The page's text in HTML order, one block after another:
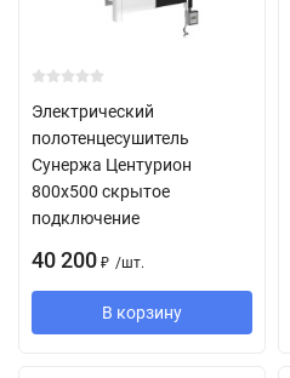
Электрический
полотенцесушитель
Сунержа Центурион
800х500 скрытое
подключение
40 200 ₽ /шт.
В корзину